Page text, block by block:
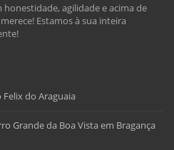
agilidade e acima de
Estamos à sua inteira
Felix do Araguaia
Grande da Boa Vista em Bragança